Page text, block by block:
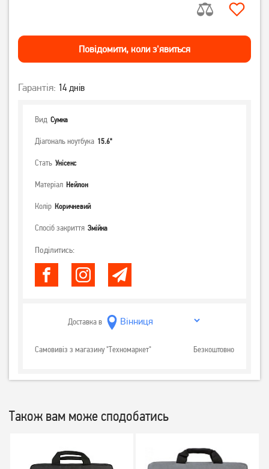
Повiдомити, коли з'явиться
Гарантія: 14 днів
Вид Сумка
Діагональ ноутбука 15.6"
Стать Унісекс
Матеріал Нейлон
Колір Коричневий
Спосіб закриття Змійка
Поділитись:
Доставка в
Самовивіз з магазину "Техномаркет" Безкоштовно
Також вам може сподобатись